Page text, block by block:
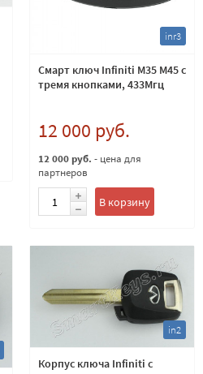
inr3
Смарт ключ Infiniti M35 M45 с
тремя кнопками, 433Мгц
12 000 руб.
12 000 руб. - цена для
партнеров
В корзину
in2
Корпус ключа Infiniti с